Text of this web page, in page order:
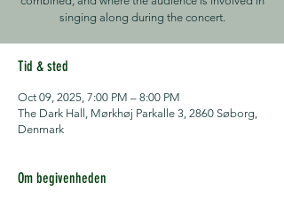
singing along during the concert.
Tid & sted
Oct 09, 2025, 7:00 PM – 8:00 PM
The Dark Hall, Mørkhøj Parkalle 3, 2860 Søborg,
Denmark
Om begivenheden